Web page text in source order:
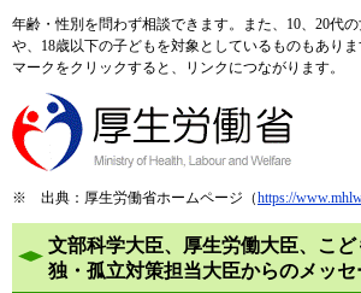
年齢・性別を問わず相談できます。また、10、20代
や、18歳以下の子どもを対象としているものもあり
マークをクリックすると、リンクにつながります。
※ 出典：厚生労働省ホームページ（https://
文部科学大臣、厚生労働大臣、こ
独・孤立対策担当大臣からのメッセ